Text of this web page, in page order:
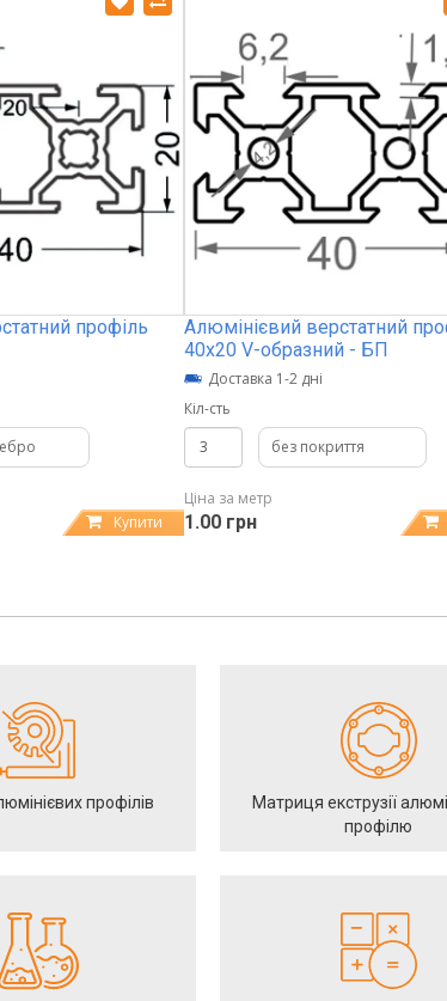
профіль
Купити
Алюмінієвий верстатний
40х20 V-образний - БП
Доставка 1-2 дні
Кіл-сть
без покриття
Ціна за метр
1.00 грн
профілів
Матриця екструзії
профілю